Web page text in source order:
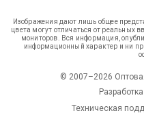
Изображения дают лишь общее
цвета могут отличаться от реальных
мониторов. Вся информация,
информационный характер и ни
© 2007–2026
Техническая